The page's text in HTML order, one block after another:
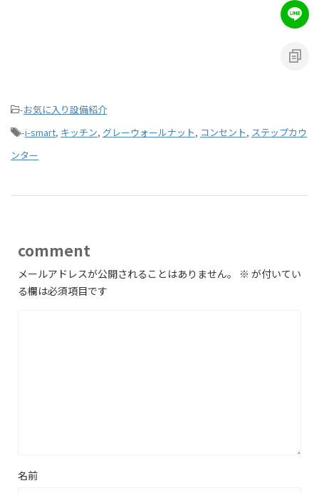
-お気に入り設備紹介
-i-smart, キッチン, グレーウォールナット, コンセント, ステップカウ
ンター
comment
メールアドレスが公開されることはありません。 ※ が付いてい
る欄は必須項目です
名前